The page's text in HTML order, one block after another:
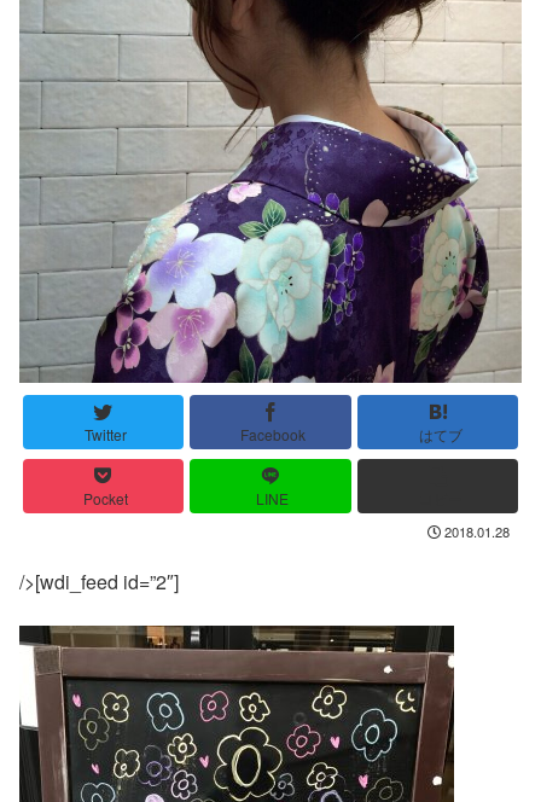
Twitter Facebook はてブ
Pocket LINE
2018.01.28
/>[wdi_feed id=”2″]